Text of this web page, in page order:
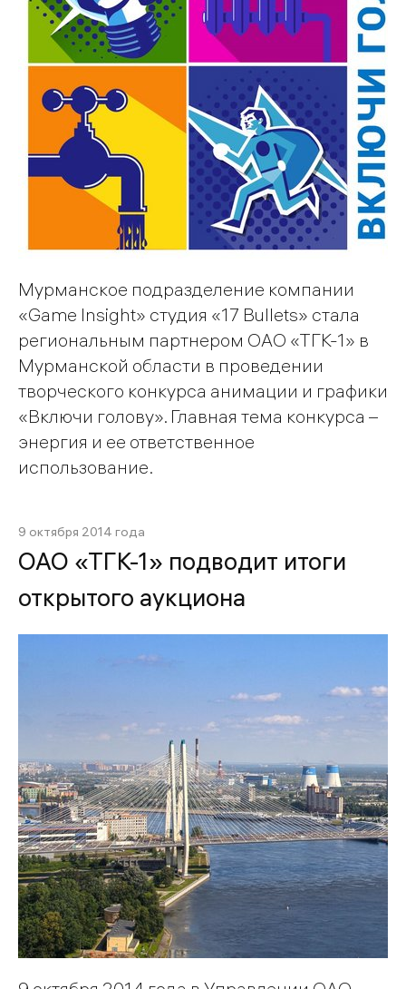
Мурманское подразделение компании
«Game Insight» студия «17 Bullets» стала
региональным партнером ОАО «ТГК-1» в
Мурманской области в проведении
творческого конкурса анимации и графики
«Включи голову». Главная тема конкурса –
энергия и ее ответственное
использование.
9 октября 2014 года
ОАО «ТГК-1» подводит итоги
открытого аукциона